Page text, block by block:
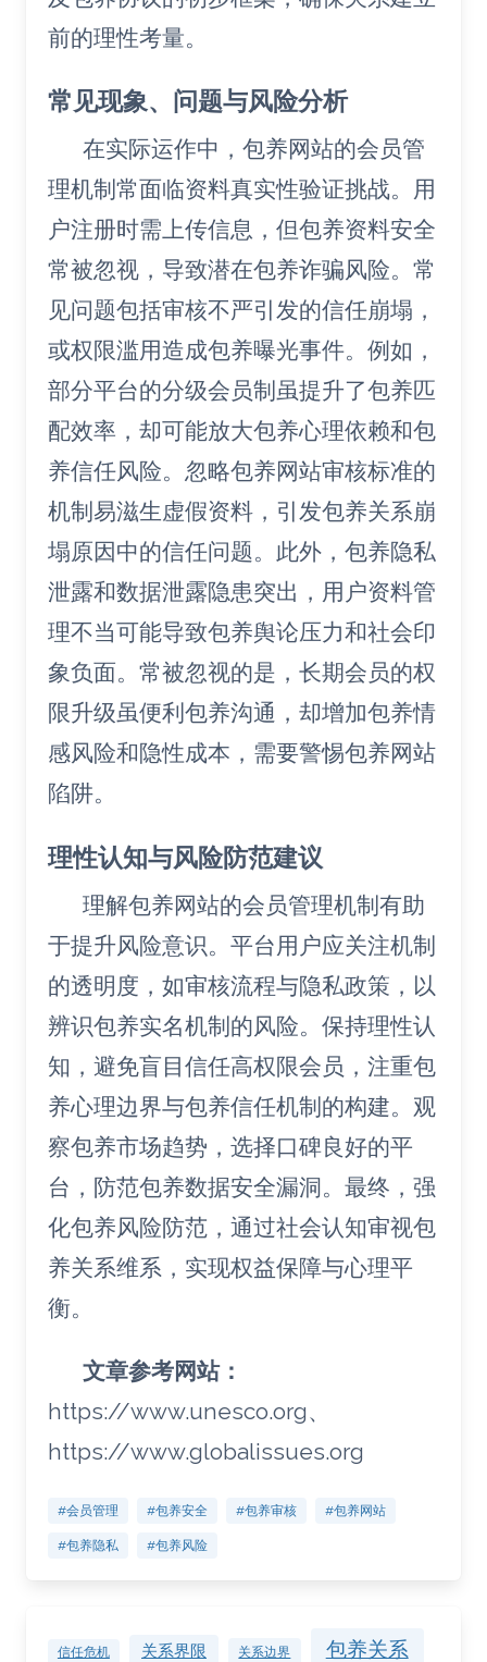
前的理性考量。
常见现象、问题与风险分析
在实际运作中，包养网站的会员管
理机制常面临资料真实性验证挑战。用
户注册时需上传信息，但包养资料安全
常被忽视，导致潜在包养诈骗风险。常
见问题包括审核不严引发的信任崩塌，
或权限滥用造成包养曝光事件。例如，
部分平台的分级会员制虽提升了包养匹
配效率，却可能放大包养心理依赖和包
养信任风险。忽略包养网站审核标准的
机制易滋生虚假资料，引发包养关系崩
塌原因中的信任问题。此外，包养隐私
泄露和数据泄露隐患突出，用户资料管
理不当可能导致包养舆论压力和社会印
象负面。常被忽视的是，长期会员的权
限升级虽便利包养沟通，却增加包养情
感风险和隐性成本，需要警惕包养网站
陷阱。
理性认知与风险防范建议
理解包养网站的会员管理机制有助
于提升风险意识。平台用户应关注机制
的透明度，如审核流程与隐私政策，以
辨识包养实名机制的风险。保持理性认
知，避免盲目信任高权限会员，注重包
养心理边界与包养信任机制的构建。观
察包养市场趋势，选择口碑良好的平
台，防范包养数据安全漏洞。最终，强
化包养风险防范，通过社会认知审视包
养关系维系，实现权益保障与心理平
衡。
文章参考网站：
https://www.unesco.org、
https://www.globalissues.org
#会员管理 #包养安全 #包养审核 #包养网站
#包养隐私 #包养风险
信任危机 关系界限 关系边界 包养关系